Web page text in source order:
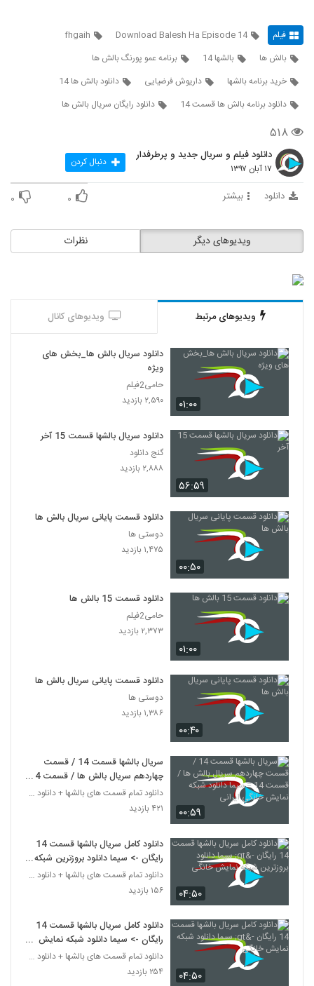
فیلم Download Balesh Ha Episode 14
fhgaih
بالش ها
بالشها 14
برنامه عمو پورنگ بالش ها
خرید برنامه بالشها
داریوش فرضیایی
دانلود بالش ها 14
دانلود برنامه بالش ها قسمت 14
دانلود رایگان سریال بالش ها
۵۱۸
دانلود فیلم و سریال جدید و پرطرفدار
۱۷ آبان ۱۳۹۷ دنبال کردن
دانلود بیشتر ۰ ۰
نظرات ویدیوهای دیگر
ویدیوهای مرتبط ویدیوهای کانال
۰۱:۰۰
دانلود سریال بالش ها_بخش های
ویژه
حامی2فیلم
۲,۵۹۰ بازدید
۵۶:۵۹
دانلود سریال بالشها قسمت 15 آخر
گنج دانلود
۲,۸۸۸ بازدید
۰۰:۵۰
دانلود قسمت پایانی سریال بالش ها
دوستی ها
۱,۴۷۵ بازدید
۰۱:۰۰
دانلود قسمت 15 بالش ها
حامی2فیلم
۲,۳۷۳ بازدید
۰۰:۴۰
دانلود قسمت پایانی سریال بالش ها
دوستی ها
۱,۳۸۶ بازدید
۰۰:۵۹
سریال بالشها قسمت 14 / قسمت
چهاردهم سریال بالش ها / قسمت 14
= سیما دانلود شبکه نمایش خانگی
ایرانی
دانلود تمام قسمت های بالشها + دانلود قسمت 14 چهارد
۴۲۱ بازدید
۰۴:۵۰
دانلود کامل سریال بالشها قسمت 14
رایگان -> سیما دانلود بروزترین شبکه
نمایش خانگی
دانلود تمام قسمت های بالشها + دانلود قسمت 14 چهارد
۱۵۶ بازدید
۰۴:۵۰
دانلود کامل سریال بالشها قسمت 14
رایگان -> سیما دانلود شبکه نمایش
خانگی
دانلود تمام قسمت های بالشها + دانلود قسمت 14 چهارد
۲۵۴ بازدید